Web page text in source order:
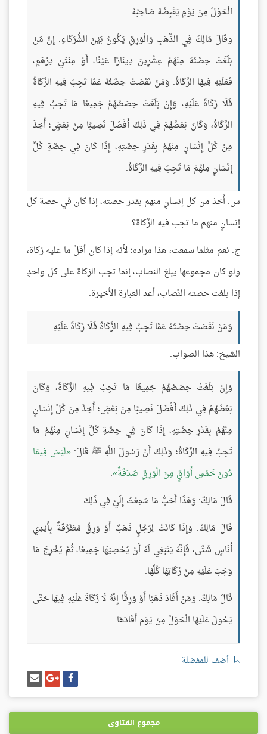
الْحَوْلُ مِنْ يَوْمِ يَقْبِضُهُ صَاحِبُهُ.
وقَالَ مَالِكٌ فِي الذَّهَبِ وَالْوَرِقِ يَكُونُ بَيْنَ الشُّرَكَاءِ: إِنَّ مَنْ
بَلَغَتْ حِصَّتُهُ مِنْهُمْ عِشْرِينَ دِينَارًا عَيْنًا، أَوْ مِئَتَيْ دِرْهَمٍ،
فَعَلَيْهِ فِيهَا الزَّكَاةُ. وَمَنْ نَقَصَتْ حِصَّتُهُ عَمَّا تَجِبُ فِيهِ الزَّكَاةُ
فَلَا زَكَاةَ عَلَيْهِ، وَإِنْ بَلَغَتْ حِصَصُهُمْ جَمِيعًا مَا تَجِبُ فِيهِ
الزَّكَاةُ، وَكَانَ بَعْضُهُمْ فِي ذَلِكَ أَفْضَلَ نَصِيبًا مِنْ بَعْضٍ؛ أُخِذَ
مِنْ كُلِّ إِنْسَانٍ مِنْهُمْ بِقَدْرِ حِصَّتِهِ، إِذَا كَانَ فِي حِصَّةِ كُلِّ
إِنْسَانٍ مِنْهُمْ مَا تَجِبُ فِيهِ الزَّكَاةُ.
س: أُخذ من كل إنسانٍ منهم بقدر حصته، إذا كان في حصة كل
إنسانٍ منهم ما تجب فيه الزَّكاة؟
ج: نعم مثلما سمعت، هذا مراده؛ لأنه إذا كان أقلَّ ما عليه زكاة،
ولو كان مجموعها يبلغ النصاب، إنما تجب الزكاة على كل واحدٍ
إذا بلغت حصته النِّصاب، أعد العبارة الأخيرة.
وَمَنْ نَقَصَتْ حِصَّتُهُ عَمَّا تَجِبُ فِيهِ الزَّكَاةُ فَلَا زَكَاةَ عَلَيْهِ.
الشيخ: هذا الصواب.
وَإِنْ بَلَغَتْ حِصَصُهُمْ جَمِيعًا مَا تَجِبُ فِيهِ الزَّكَاةُ، وَكَانَ
بَعْضُهُمْ فِي ذَلِكَ أَفْضَلَ نَصِيبًا مِنْ بَعْضٍ؛ أُخِذَ مِنْ كُلِّ إِنْسَانٍ
مِنْهُمْ بِقَدْرِ حِصَّتِهِ، إِذَا كَانَ فِي حِصَّةِ كُلِّ إِنْسَانٍ مِنْهُمْ مَا
تَجِبُ فِيهِ الزَّكَاةُ؛ وَذَلِكَ أَنَّ رَسُولَ اللَّهِ ﷺ قَالَ: لَيْسَ فِيمَا
دُونَ خَمْسِ أَوَاقٍ مِنَ الْوَرِقِ صَدَقَةٌ .
قَالَ مَالِكٌ: وَهَذَا أَحَبُّ مَا سَمِعْتُ إِلَيَّ فِي ذَلِكَ.
قَالَ مَالِكٌ: وَإِذَا كَانَتْ لِرَجُلٍ ذَهَبٌ أَوْ وَرِقٌ مُتَفَرِّقَةٌ بِأَيْدِي
أُنَاسٍ شَتَّى، فَإِنَّهُ يَنْبَغِي لَهُ أَنْ يُحْصِيَهَا جَمِيعًا، ثُمَّ يُخْرِجَ مَا
وَجَبَ عَلَيْهِ مِنْ زَكَاتِهَا كُلِّهَا.
قَالَ مَالِكٌ: وَمَنْ أَفَادَ ذَهَبًا أَوْ وَرِقًا إِنَّهُ لَا زَكَاةَ عَلَيْهِ فِيهَا حَتَّى
يَحُولَ عَلَيْهَا الْحَوْلُ مِنْ يَوْم أَفَادَهَا.
أضف للمفضلة
شارك
على
فيسبوك
شارك
على
غوغل
بلس
إرسل
إيميل
مجموع الفتاوى